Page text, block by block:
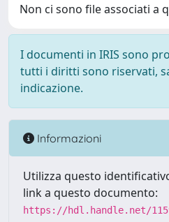
Non ci sono file associati a
I documenti in IRIS sono
tutti i diritti sono riservati,
indicazione.
Informazioni
Utilizza questo
link a questo documento:
https://hdl.handle.net/